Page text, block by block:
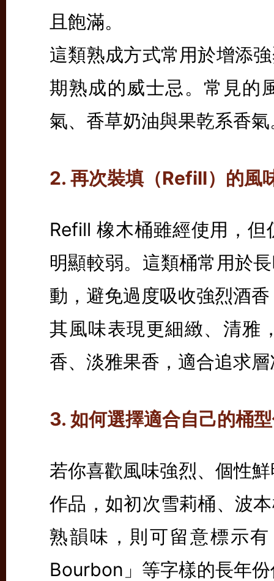
且飽滿。
這類熟成方式常用於增添
期熟成的威士忌。常見的
氣、香草奶油與果乾系香氣
2. 再次裝填（Refill）的風
Refill 橡木桶雖經使用，
明顯較弱。這類桶常用於
動，避免過度吸收強烈酒
其風味表現更細緻、清雅
香、淡雅果香，適合追求
3. 如何選擇適合自己的桶
若你喜歡風味強烈、個性
作品，如初次雪莉桶、波
熟韻味，則可留意標示
Bourbon」等字樣的長年